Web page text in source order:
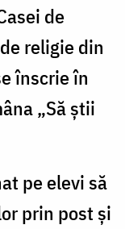
de
religie din
înscrie în
„Să ştii
pe elevi să
prin post şi